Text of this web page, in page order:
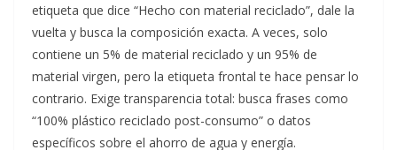
etiqueta que dice “Hecho con material reciclado”, dale la
vuelta y busca la composición exacta. A veces, solo
contiene un 5% de material reciclado y un 95% de
material virgen, pero la etiqueta frontal te hace pensar lo
contrario. Exige transparencia total: busca frases como
“100% plástico reciclado post-consumo” o datos
específicos sobre el ahorro de agua y energía.